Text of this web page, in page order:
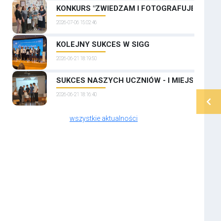
KONKURS "ZWIEDZAM I FOTOGRAFUJĘ
2026-07-06 15:02:46
KOLEJNY SUKCES W SIGG
2026-06-21 18:19:50
SUKCES NASZYCH UCZNIÓW - I MIEJSCE W
2026-06-21 18:16:40
wszystkie aktualności